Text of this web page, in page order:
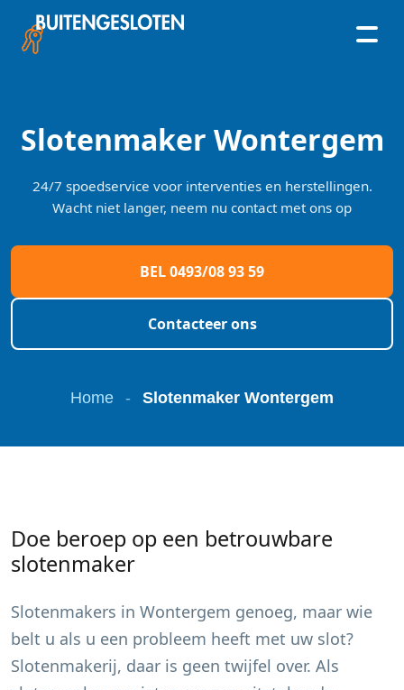
content
Slotenmaker Wontergem
24/7 spoedservice voor interventies en herstellingen.
Wacht niet langer, neem nu contact met ons op
BEL 0493/08 93 59
Contacteer ons
Home - Slotenmaker Wontergem
Doe beroep op een betrouwbare
slotenmaker
Slotenmakers in Wontergem genoeg, maar wie
belt u als u een probleem heeft met uw slot?
Slotenmakerij, daar is geen twijfel over. Als